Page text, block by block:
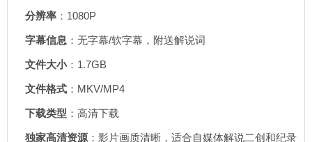
分辨率 ：1080P
字幕信息 ：无字幕/软字幕，附送解说词
文件大小：1.7GB
文件格式 ：MKV/MP4
下载类型 ：高清下载
独家高清资源 ：影片画质清晰，适合自媒体解说二创和纪录